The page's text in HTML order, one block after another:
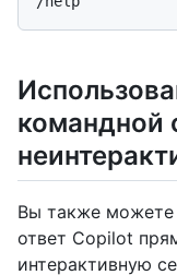
командной
Вы также можете
ответ Copilot
интерактивную